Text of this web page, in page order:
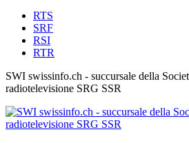
RTS
SRF
RSI
RTR
SWI swissinfo.ch - succursale della
radiotelevisione SRG SSR